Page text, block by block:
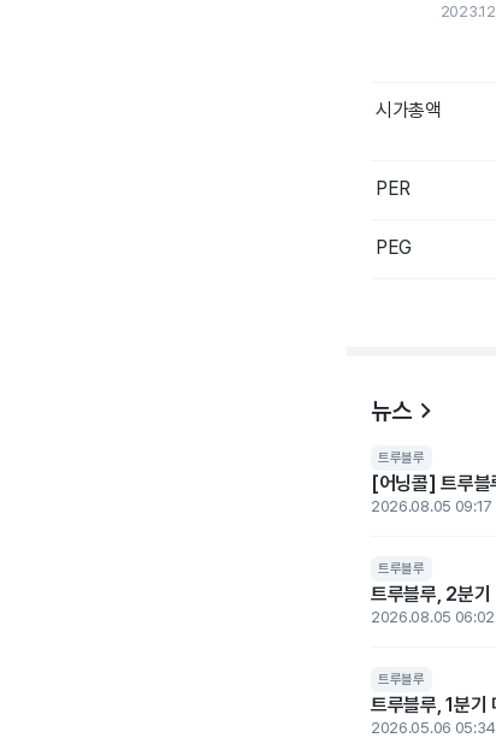
2023.12
시가총액
PER
PEG
뉴스
트루블루
[어닝콜] 트루
2026.08.05 09:17
트루블루
트루블루, 2분
2026.08.05 06:02
트루블루
트루블루, 1분
2026.05.06 05:34